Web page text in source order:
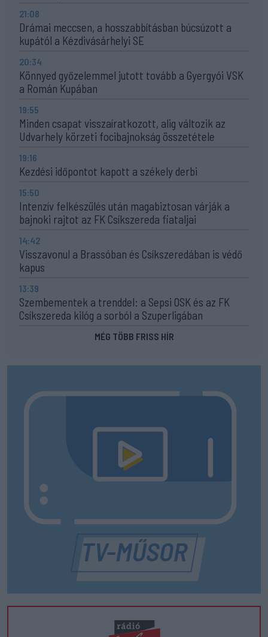
21:08
Drámai meccsen, a hosszabbításban búcsúzott a
kupától a Kézdivásárhelyi SE
20:34
Könnyed győzelemmel jutott tovább a Gyergyói VSK
a Román Kupában
19:55
Minden csapat visszaíratkozott, alig változik az
Udvarhely körzeti focibajnokság összetétele
19:16
Kezdési időpontot kapott a székely derbi
15:50
Intenzív felkészülés után magabiztosan várják a
bajnoki rajtot az FK Csíkszereda fiataljai
14:42
Visszavonul a Brassóban és Csíkszeredában is védő
kapus
13:39
Szembementek a trenddel: a Sepsi OSK és az FK
Csíkszereda kilóg a sorból a Szuperligában
MÉG TÖBB FRISS HÍR